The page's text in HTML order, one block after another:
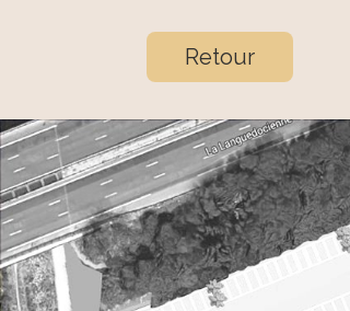
Retour